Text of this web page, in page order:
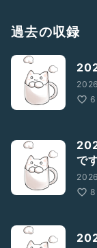
過去の収録
6
で
8